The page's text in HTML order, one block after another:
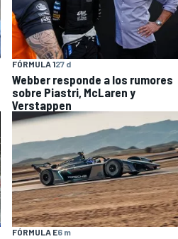
FÓRMULA 127 d
Webber responde a los rumores
sobre Piastri, McLaren y
Verstappen
FÓRMULA E6 m